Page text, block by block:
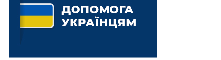
ПОВ'ЯЗАНІ ТЕМИ:
НАСТУПНА